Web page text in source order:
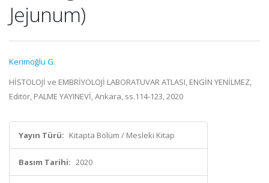
Jejunum)
Kerimoğlu G.
HİSTOLOJİ ve EMBRİYOLOJİ LABORATUVAR ATLASI, ENGİN YENİLMEZ,
Editör, PALME YAYINEVİ, Ankara, ss.114-123, 2020
Yayın Türü: Kitapta Bölüm / Mesleki Kitap
Basım Tarihi: 2020